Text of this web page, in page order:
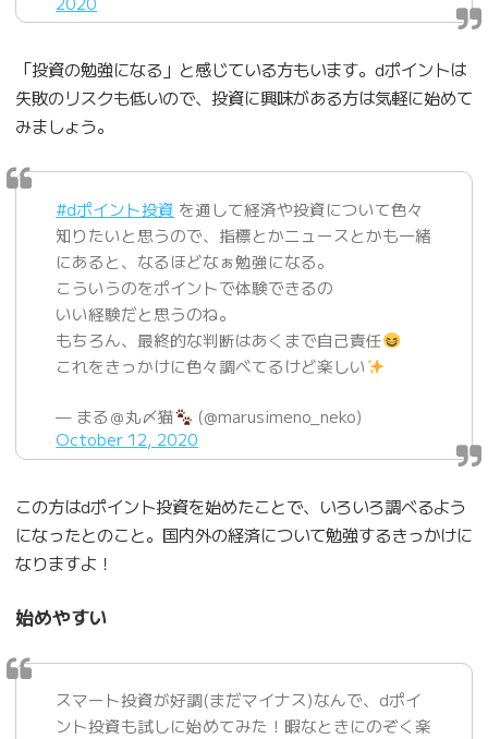
「投資の勉強になる」と感じている方もいます。dポイントは
失敗のリスクも低いので、投資に興味がある方は気軽に始めて
みましょう。
#dポイント投資 を通して経済や投資について色々
知りたいと思うので、指標とかニュースとかも一緒
にあると、なるほどなぁ勉強になる。
こういうのをポイントで体験できるの
いい経験だと思うのね。
もちろん、最終的な判断はあくまで自己責任
これをきっかけに色々調べてるけど楽しい
— まる＠丸〆猫
(@marusimeno_neko)
October 12, 2020
この方はdポイント投資を始めたことで、いろいろ調べるよう
になったとのこと。国内外の経済について勉強するきっかけに
なりますよ！
始めやすい
スマート投資が好調(まだマイナス)なんで、dポイ
ント投資も試しに始めてみた！暇なときにのぞく楽